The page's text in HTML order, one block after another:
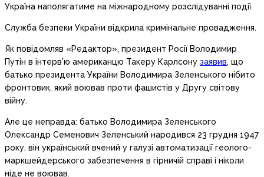
Україна наполягатиме на міжнародному розслідуванні події.
Служба безпеки України відкрила кримінальне провадження.
Як повідомляв «Редактор», президент Росії Володимир
Путін в інтерв’ю американцю Такеру Карлсону заявив, що
батько президента України Володимира Зеленського нібито
фронтовик, який воював проти фашистів у Другу світову
війну.
Але це неправда: батько Володимира Зеленського
Олександр Семенович Зеленський народився 23 грудня 1947
року, він український вчений у галузі автоматизації геолого-
маркшейдерського забезпечення в гірничій справі і ніколи
ніде не воював.